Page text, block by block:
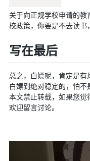
关于向正规学校申请的
校政策，你要是不去读书
写在最后
总之，白嫖呢，肯定是
白嫖到绝对稳定的，怕不
本文禁止转载，如果您觉
欢迎留言讨论。
🎅登录
隐私政策
仓库
音乐解析